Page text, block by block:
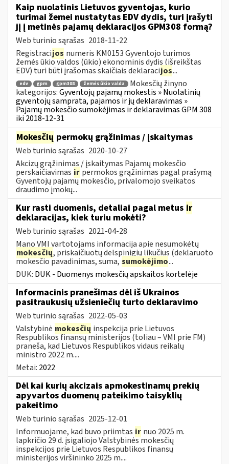
Kaip nuolatinis Lietuvos gyventojas, kurio
turimai žemei nustatytas EDV dydis, turi įrašyti
jį į metinės pajamų deklaracijos GPM308 formą?
Web turinio sąrašas 2018-11-22
Registracijos numeris KM0153 Gyventojo turimos
žemės ūkio valdos (ūkio) ekonominis dydis (išreikštas
EDV) turi būti įrašomas skaičiais deklaracijos...
edv gpm gpm308 žemės ūkio valda
Mokesčių žinyno
kategorijos:Gyventojų pajamų mokestis » Nuolatinių
gyventojų samprata, pajamos ir jų deklaravimas »
Pajamų mokesčio sumokėjimas ir deklaravimas GPM 308
iki 2018-12-31
Mokesčių permokų grąžinimas / įskaitymas
Web turinio sąrašas 2020-10-27
Akcizų grąžinimas / įskaitymas Pajamų mokesčio
perskaičiavimas ir permokos grąžinimas pagal prašymą
Gyventojų pajamų mokesčio, privalomojo sveikatos
draudimo įmokų...
Kur rasti duomenis, detaliai pagal metus ir
deklaracijas, kiek turiu mokėti?
Web turinio sąrašas 2021-04-28
Mano VMI vartotojams informacija apie nesumokėtų
mokesčių, priskaičiuotų delspinigių likučius (deklaruoto
mokesčio pavadinimas, suma, sumokėjimo...
DUK: DUK - Duomenys mokesčių apskaitos kortelėje
Informacinis pranešimas dėl iš Ukrainos
pasitraukusių užsieniečių turto deklaravimo
Web turinio sąrašas 2022-05-03
Valstybinė mokesčių inspekcija prie Lietuvos
Respublikos finansų ministerijos (toliau – VMI prie FM)
praneša, kad Lietuvos Respublikos vidaus reikalų
ministro 2022 m....
Metai: 2022
Dėl kai kurių akcizais apmokestinamų prekių
apyvartos duomenų pateikimo taisyklių
pakeitimo
Web turinio sąrašas 2025-12-01
Informuojame, kad buvo priimtas ir nuo 2025 m.
lapkričio 29 d. įsigaliojo Valstybinės mokesčių
inspekcijos prie Lietuvos Respublikos finansų
ministerijos viršininko 2025 m....